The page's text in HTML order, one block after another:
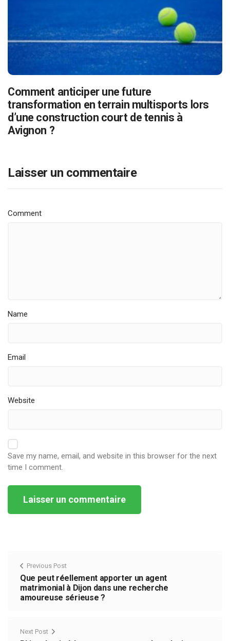
Comment anticiper une future
transformation en terrain multisports lors
d’une construction court de tennis à
Avignon ?
Laisser un commentaire
Comment
Name
Email
Website
Save my name, email, and website in this browser for the next
time I comment.
Previous Post
Que peut réellement apporter un agent
matrimonial à Dijon dans une recherche
amoureuse sérieuse ?
Next Post